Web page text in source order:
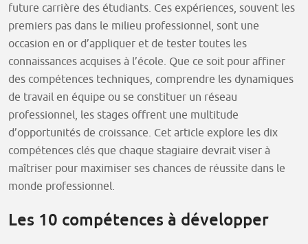
future carrière des étudiants. Ces expériences, souvent les
premiers pas dans le milieu professionnel, sont une
occasion en or d’appliquer et de tester toutes les
connaissances acquises à l’école. Que ce soit pour affiner
des compétences techniques, comprendre les dynamiques
de travail en équipe ou se constituer un réseau
professionnel, les stages offrent une multitude
d’opportunités de croissance. Cet article explore les dix
compétences clés que chaque stagiaire devrait viser à
maîtriser pour maximiser ses chances de réussite dans le
monde professionnel.
Les 10 compétences à développer